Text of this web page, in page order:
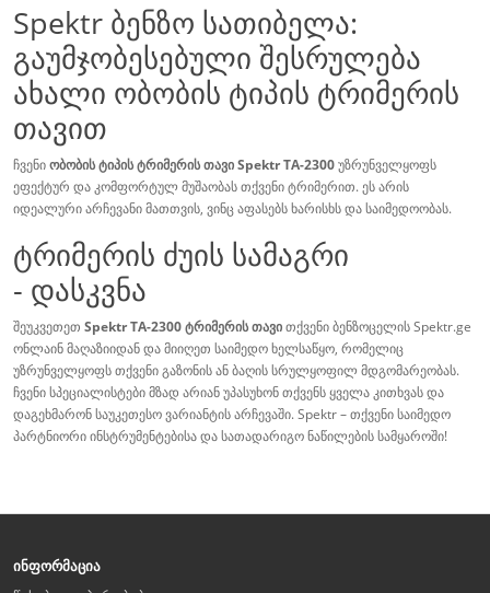
Spektr ბენზო სათიბელა:
გაუმჯობესებული შესრულება
ახალი ობობის ტიპის ტრიმერის
თავით
ჩვენიობობის ტიპის ტრიმერის თავი Spektr TA-2300უზრუნველყოფს
ეფექტურ და კომფორტულ მუშაობას თქვენი ტრიმერით. ეს არის
იდეალური არჩევანი მათთვის, ვინც აფასებს ხარისხს და საიმედოობას.
ტრიმერის ძუის სამაგრი
- დასკვნა
შეუკვეთეთ Spektr TA-2300 ტრიმერის თავითქვენი ბენზოცელის Spektr.ge
ონლაინ მაღაზიიდან და მიიღეთ საიმედო ხელსაწყო, რომელიც
უზრუნველყოფს თქვენი გაზონის ან ბაღის სრულყოფილ მდგომარეობას.
ჩვენი სპეციალისტები მზად არიან უპასუხონ თქვენს ყველა კითხვას და
დაგეხმარონ საუკეთესო ვარიანტის არჩევაში. Spektr – თქვენი საიმედო
პარტნიორი ინსტრუმენტებისა და სათადარიგო ნაწილების სამყაროში!
ინფორმაცია